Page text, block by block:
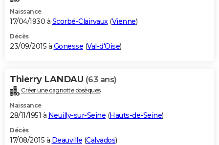
Naissance
17/04/1930 à Scorbé-Clairvaux(Vienne)
Décès
23/09/2015 à Gonesse (Val-d'Oise)
Thierry LANDAU (63 ans)
Créer une cagnotte obsèques
Naissance
28/11/1951 à Neuilly-sur-Seine (Hauts-de-Seine)
Décès
17/08/2015 à Deauville (Calvados)